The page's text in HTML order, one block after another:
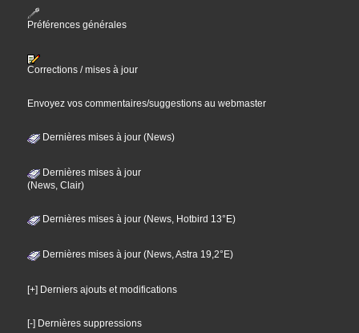
Préférences générales
Corrections / mises à jour
Envoyez vos commentaires/suggestions au webmaster
Dernières mises à jour (News)
Dernières mises à jour
(News, Clair)
Dernières mises à jour (News, Hotbird 13°E)
Dernières mises à jour (News, Astra 19,2°E)
[+] Derniers ajouts et modifications
[-] Dernières suppressions